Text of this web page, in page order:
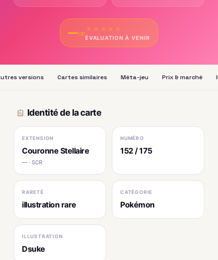
—/10
★ ★ ★ ★ ★
ÉVALUATION À VENIR
versions Cartes similaires Méta-jeu Prix & marché
Identité de la carte
EXTENSION
Couronne Stellaire
— · SCR
NUMÉRO
152 / 175
RARETÉ
illustration rare
CATÉGORIE
Pokémon
ILLUSTRATION
Dsuke